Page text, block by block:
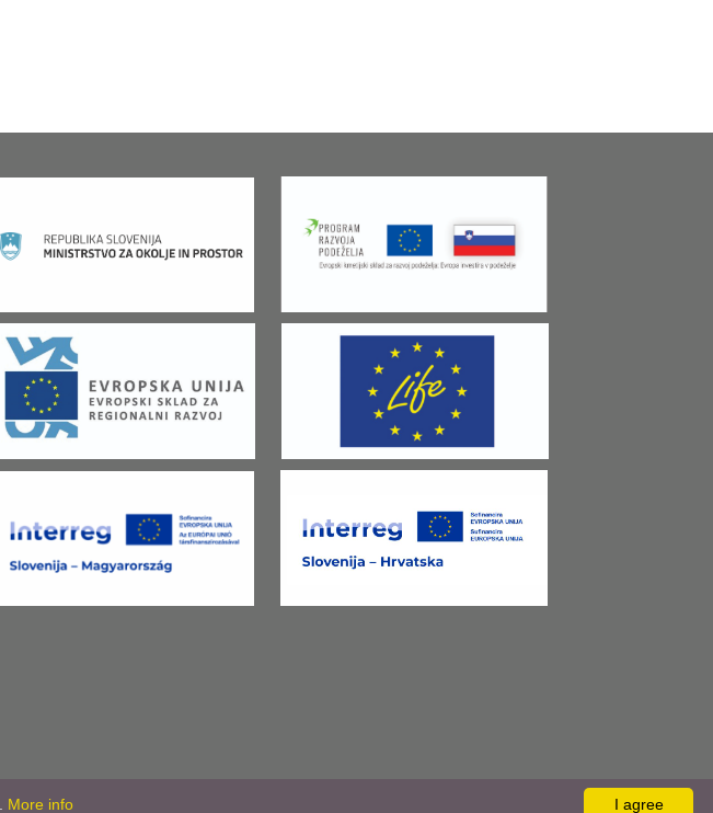
I agree
More info